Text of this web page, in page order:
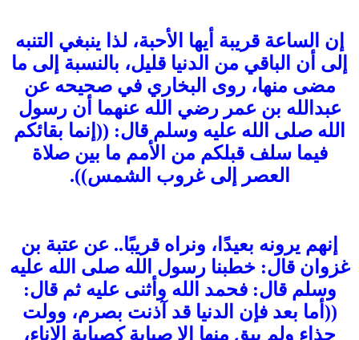
إن الساعة قريبة أيها الأحبة، لذا ينبغي التنبه
إلى أن الباقي من الدنيا قليل، بالنسبة إلى ما
مضى منها، روى البخاري في صحيحه عن
عبدالله بن عمر رضي الله عنهما أن رسول
الله صلى الله عليه وسلم قال: ((إنما بقائكم
فيما سلف قبلكم من الأمم ما بين صلاة
العصر إلى غروب الشمس)).
إنهم يرونه بعيدًا، ونراه قريبًا.. عن عتبة بن
غزوان قال: خطبنا رسول الله صلى الله عليه
وسلم قال: فحمد الله وأثنى عليه ثم قال:
((أما بعد فإن الدنيا قد آذنت بصرم، وولت
حذاء ولم يبق منها إلا صبابة كصبابة الإناء،